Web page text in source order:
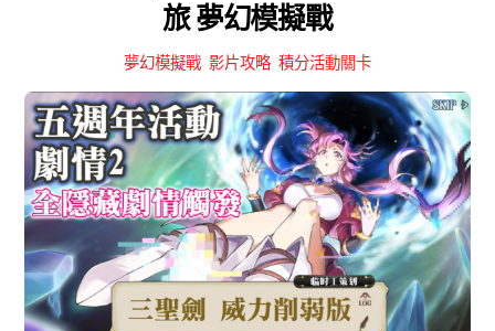
旅 夢幻模擬戰
夢幻模擬戰 影片攻略 積分活動關卡